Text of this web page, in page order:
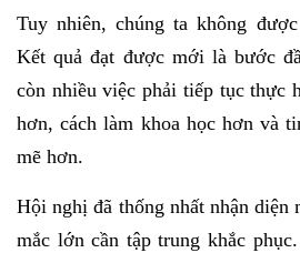
Tuy nhiên, chúng ta không
Kết quả đạt được mới là bước
còn nhiều việc phải tiếp tục thực
hơn, cách làm khoa học hơn và
mẽ hơn.
Hội nghị đã thống nhất nhận diện
mắc lớn cần tập trung khắc